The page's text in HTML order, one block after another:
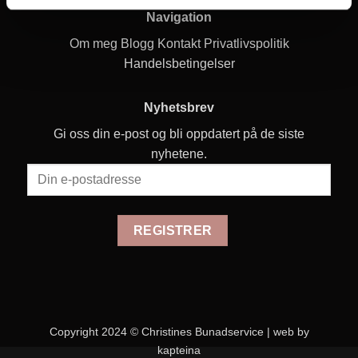
Navigation
Om meg Blogg Kontakt Privatlivspolitik
Handelsbetingelser
Nyhetsbrev
Gi oss din e-post og bli oppdatert på de siste
nyhetene.
Copyright 2024 © Christines Bunadservice | web by
kapteina